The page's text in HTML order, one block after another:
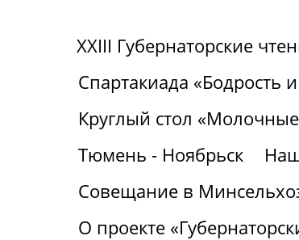
XXIII Губернаторские
Спартакиада «Бодрость
Круглый стол
Тюмень - Ноябрьск
Совещание в
О проекте